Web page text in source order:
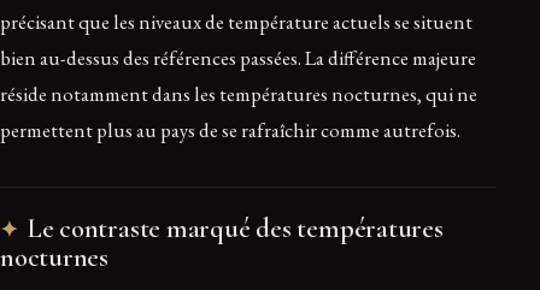
précisant que les niveaux de température actuels se situent
bien au-dessus des références passées. La différence majeure
réside notamment dans les températures nocturnes, qui ne
permettent plus au pays de se rafraîchir comme autrefois.
Le contraste marqué des températures
nocturnes